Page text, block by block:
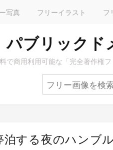
写真 フリーイラスト フ
パブリックド
で商用利用可能な「完全著作権
する夜のハンブ